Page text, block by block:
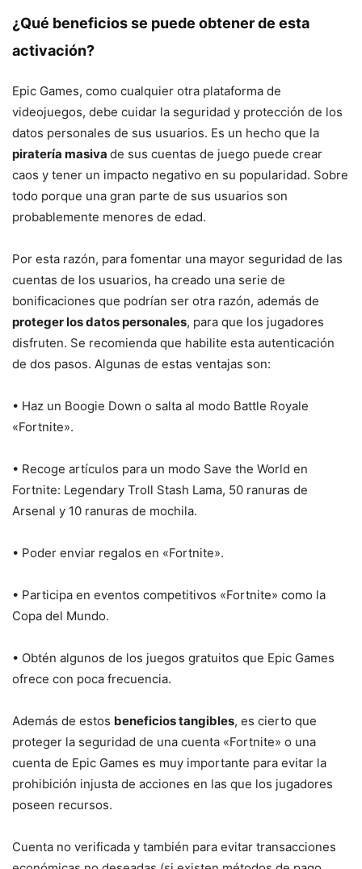
¿Qué beneficios se puede obtener de esta
activación?
Epic Games, como cualquier otra plataforma de
videojuegos, debe cuidar la seguridad y protección de los
datos personales de sus usuarios. Es un hecho que la
piratería masiva de sus cuentas de juego puede crear
caos y tener un impacto negativo en su popularidad. Sobre
todo porque una gran parte de sus usuarios son
probablemente menores de edad.
Por esta razón, para fomentar una mayor seguridad de las
cuentas de los usuarios, ha creado una serie de
bonificaciones que podrían ser otra razón, además de
proteger los datos personales, para que los jugadores
disfruten. Se recomienda que habilite esta autenticación
de dos pasos. Algunas de estas ventajas son:
• Haz un Boogie Down o salta al modo Battle Royale
«Fortnite».
• Recoge artículos para un modo Save the World en
Fortnite: Legendary Troll Stash Lama, 50 ranuras de
Arsenal y 10 ranuras de mochila.
• Poder enviar regalos en «Fortnite».
• Participa en eventos competitivos «Fortnite» como la
Copa del Mundo.
• Obtén algunos de los juegos gratuitos que Epic Games
ofrece con poca frecuencia.
Además de estos beneficios tangibles, es cierto que
proteger la seguridad de una cuenta «Fortnite» o una
cuenta de Epic Games es muy importante para evitar la
prohibición injusta de acciones en las que los jugadores
poseen recursos.
Cuenta no verificada y también para evitar transacciones